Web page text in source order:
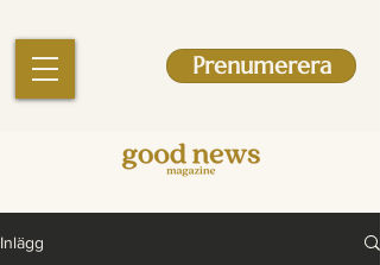
Prenumerera
Inlägg